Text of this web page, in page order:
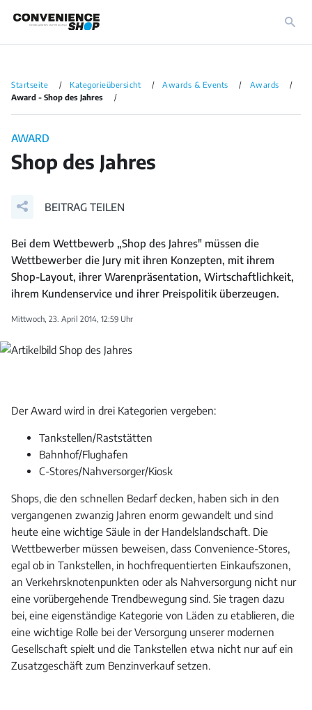
Startseite Kategorieübersicht Awards & Events
Awards
Award - Shop des Jahres
AWARD
Shop des Jahres
BEITRAG TEILEN
Bei dem Wettbewerb „Shop des Jahres" müssen die
Wettbewerber die Jury mit ihren Konzepten, mit ihrem
Shop-Layout, ihrer Warenpräsentation, Wirtschaftlichkeit,
ihrem Kundenservice und ihrer Preispolitik überzeugen.
Mittwoch, 23. April 2014, 12:59 Uhr
Der Award wird in drei Kategorien vergeben:
Tankstellen/Raststätten
Bahnhof/Flughafen
C-Stores/Nahversorger/Kiosk
Shops, die den schnellen Bedarf decken, haben sich in den
vergangenen zwanzig Jahren enorm gewandelt und sind
heute eine wichtige Säule in der Handelslandschaft. Die
Wettbewerber müssen beweisen, dass Convenience-Stores,
egal ob in Tankstellen, in hochfrequentierten Einkaufszonen,
an Verkehrsknotenpunkten oder als Nahversorgung nicht nur
eine vorübergehende Trendbewegung sind. Sie tragen dazu
bei, eine eigenständige Kategorie von Läden zu etablieren, die
eine wichtige Rolle bei der Versorgung unserer modernen
Gesellschaft spielt und die Tankstellen etwa nicht nur auf ein
Zusatzgeschäft zum Benzinverkauf setzen.